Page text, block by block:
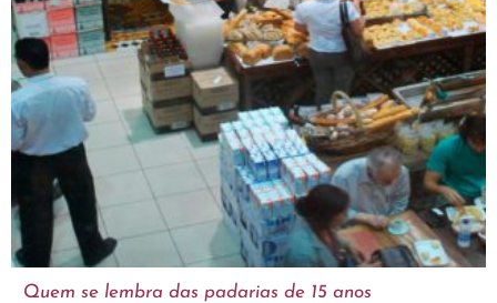
Quem se lembra das padarias de 15 anos